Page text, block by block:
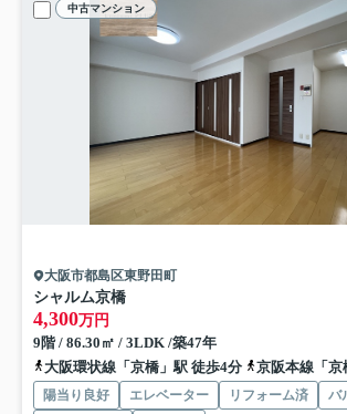
中古マンション
大阪市都島区東野田町
シャルム京橋
4,300万円
9階 / 86.30㎡ / 3LDK /築47年
大阪環状線「京橋」駅 徒歩4分
京阪本線「京
陽当り良好 エレベーター リフォーム済
バ